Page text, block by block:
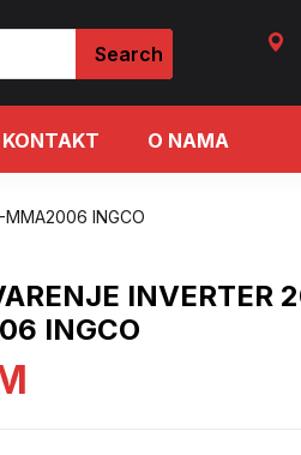
KONTAKT O NAMA
MMA2006 INGCO
INVERTER
INGCO